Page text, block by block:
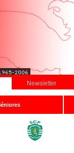
Newsletter